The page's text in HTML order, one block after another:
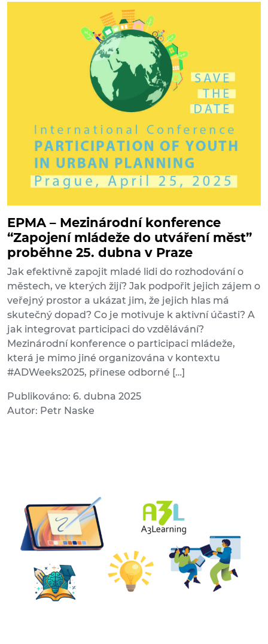
EPMA – Mezinárodní konference
“Zapojení mládeže do utváření měst”
proběhne 25. dubna v Praze
Jak efektivně zapojit mladé lidi do rozhodování o
městech, ve kterých žijí? Jak podpořit jejich zájem o
veřejný prostor a ukázat jim, že jejich hlas má
skutečný dopad? Co je motivuje k aktivní účasti? A
jak integrovat participaci do vzdělávání?
Mezinárodní konference o participaci mládeže,
která je mimo jiné organizována v kontextu
#ADWeeks2025, přinese odborné […]
Publikováno: 6. dubna 2025
Autor: Petr Naske